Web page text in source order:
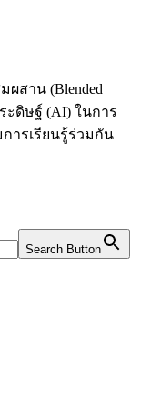
สาน (Blended
ะดิษฐ์ (AI) ในการ
การเรียนรู้ร่วมกัน
Search Button